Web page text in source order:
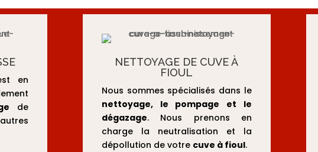
en
de
NETTOYAGE DE CUVE À
FIOUL
Nous sommes spécialisés dans le
nettoyage, le pompage et le
dégazage. Nous prenons en
charge la neutralisation et la
dépollution de votre cuve à fioul.